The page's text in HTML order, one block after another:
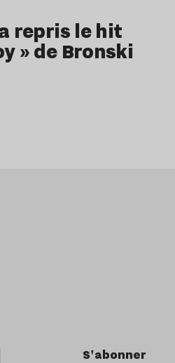
repris le hit
» de Bronski
S'abonner